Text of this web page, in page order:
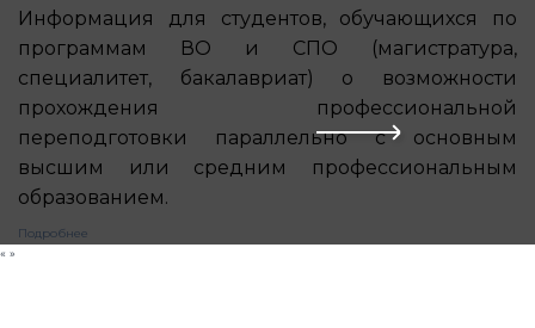
Информация для студентов, обучающихся по
программам ВО и СПО (магистратура,
специалитет, бакалавриат) о возможности
прохождения профессиональной
переподготовки параллельно с основным
высшим или средним профессиональным
образованием.
Подробнее
« »